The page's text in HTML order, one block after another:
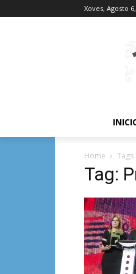
Xoves, Agosto
Home Tags
Tag: